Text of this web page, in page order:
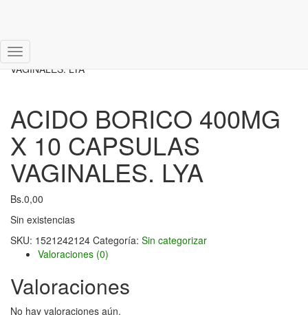
Cambiar
modo
Inicio
VAGINALES. LYA
ACIDO BORICO 400MG
X 10 CAPSULAS
VAGINALES. LYA
Bs.0,00
Sin existencias
SKU: 1521242124 Categoría: Sin categorizar
Valoraciones (0)
Valoraciones
No hay valoraciones aún.